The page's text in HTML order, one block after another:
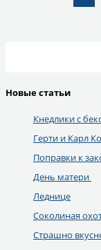
Новые статьи
Кнедлики с
Герти и Карл
Поправки к
День матери
Леднице
Соколиная
Страшно